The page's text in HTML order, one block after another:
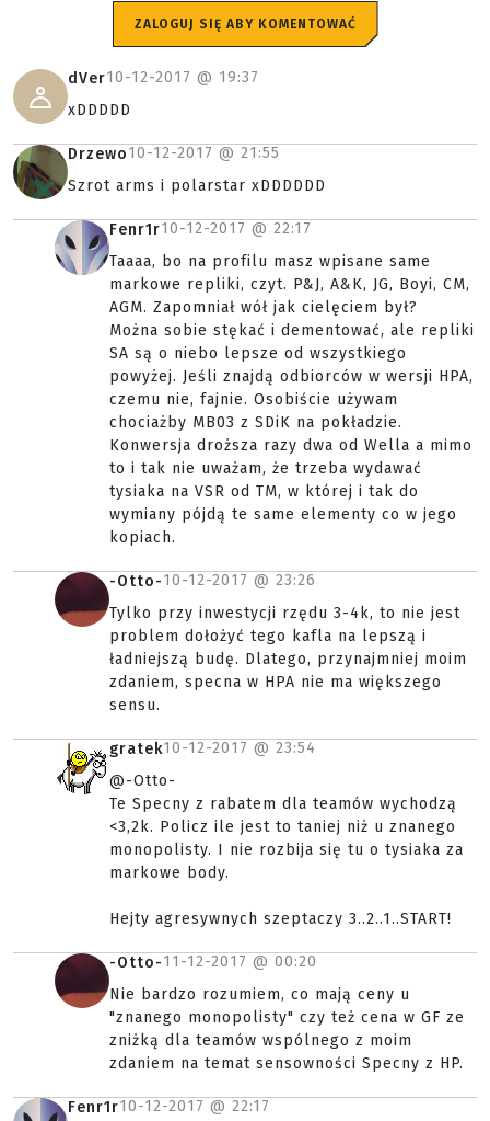
ZALOGUJ SIĘ ABY KOMENTOWAĆ
dVer10-12-2017 @ 19:37
xDDDDD
Drzewo10-12-2017 @ 21:55
Szrot arms i polarstar xDDDDDD
Fenr1r10-12-2017 @ 22:17
Taaaa, bo na profilu masz wpisane same
markowe repliki, czyt. P&J, A&K, JG, Boyi, CM,
AGM. Zapomniał wół jak cielęciem był?
Można sobie stękać i dementować, ale repliki
SA są o niebo lepsze od wszystkiego
powyżej. Jeśli znajdą odbiorców w wersji HPA,
czemu nie, fajnie. Osobiście używam
chociażby MB03 z SDiK na pokładzie.
Konwersja droższa razy dwa od Wella a mimo
to i tak nie uważam, że trzeba wydawać
tysiaka na VSR od TM, w której i tak do
wymiany pójdą te same elementy co w jego
kopiach.
-Otto-10-12-2017 @ 23:26
Tylko przy inwestycji rzędu 3-4k, to nie jest
problem dołożyć tego kafla na lepszą i
ładniejszą budę. Dlatego, przynajmniej moim
zdaniem, specna w HPA nie ma większego
sensu.
gratek10-12-2017 @ 23:54
@-Otto-
Te Specny z rabatem dla teamów wychodzą
<3,2k. Policz ile jest to taniej niż u znanego
monopolisty. I nie rozbija się tu o tysiaka za
markowe body.
Hejty agresywnych szeptaczy 3..2..1..START!
-Otto-11-12-2017 @ 00:20
Nie bardzo rozumiem, co mają ceny u
"znanego monopolisty" czy też cena w GF ze
zniżką dla teamów wspólnego z moim
zdaniem na temat sensowności Specny z HP.
Fenr1r10-12-2017 @ 22:17